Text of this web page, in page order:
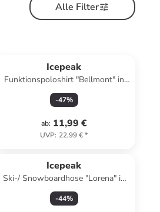
Alle Filter
Icepeak
Funktionspoloshirt "Bellmont" in
Dunkelblau
-47%
ab: 11,99 €
UVP: 22,99 €*
Icepeak
Ski-/ Snowboardhose "Lorena" in
Blau
-44%